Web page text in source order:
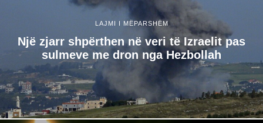
LAJMI I MËPARSHËM
Një zjarr shpërthen në veri të Izraelit pas
sulmeve me dron nga Hezbollah